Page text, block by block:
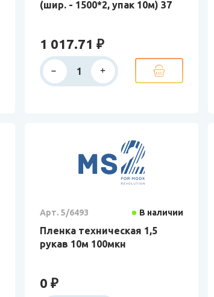
(шир. - 1500*2, упак 10м) 37
1 017.71 ₽
Арт. 5/6493 В наличии
Пленка техническая 1,5
рукав 10м 100мкн
0 ₽